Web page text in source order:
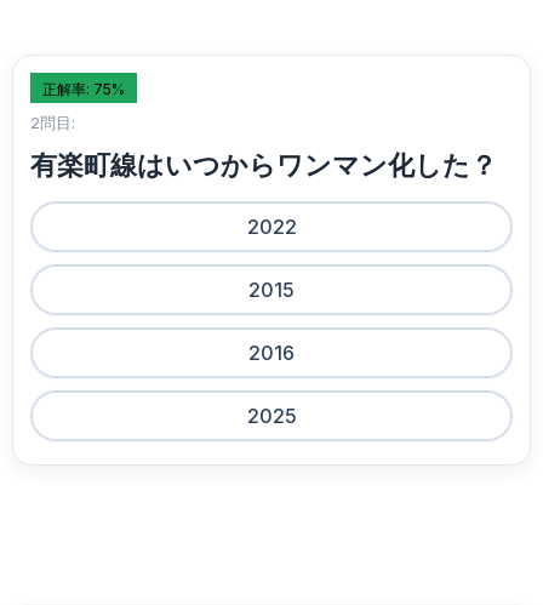
正解率: 75%
2問目:
有楽町線はいつからワンマン化した？
2022
2015
2016
2025